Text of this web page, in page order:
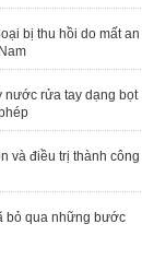
bị thu hồi do mất an
nước rửa tay dạng bọt
và điều trị thành công
bỏ qua những bước